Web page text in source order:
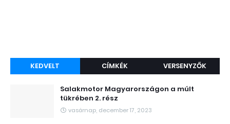
KEDVELT CÍMKÉK VERSENYZŐK
Salakmotor Magyarországon a múlt
tükrében 2. rész
vasárnap, december 17, 2023